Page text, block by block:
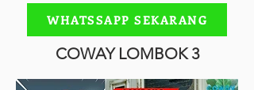
WHATSSAPP SEKARANG
COWAY LOMBOK 3